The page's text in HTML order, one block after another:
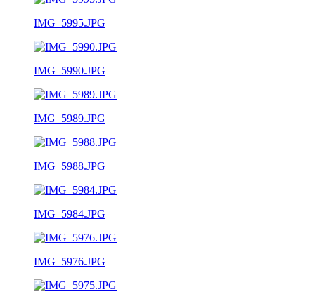
IMG_5995.JPG
IMG_5990.JPG
IMG_5989.JPG
IMG_5988.JPG
IMG_5984.JPG
IMG_5976.JPG